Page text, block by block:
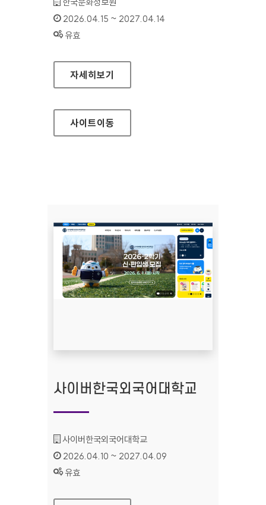
인증기간 :
2026.04.15 ~ 2027.04.14
상태 :
유효
지역문화통합정보시스템
자세히보기
사이트이동
사이버한국외국어대학교
기관명 :
사이버한국외국어대학교
인증기간 :
2026.04.10 ~ 2027.04.09
상태 :
유효